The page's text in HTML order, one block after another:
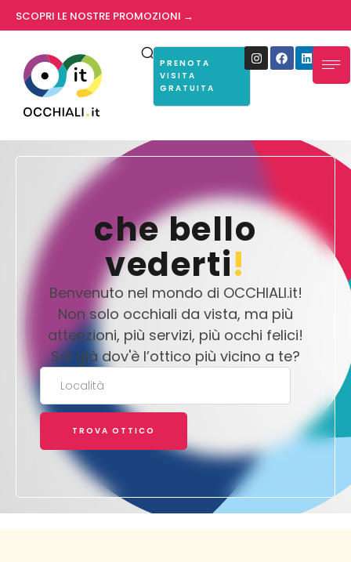
SCOPRI LE NOSTRE PROMOZIONI →
PRENOTA
VISITA
GRATUITA
che bello
vederti!
Benvenuto nel mondo di OCCHIALI.it!
Non solo occhiali da vista, ma più
attenzioni, più servizi, più occhi felici!
Sai già dov'è l’ottico più vicino a te?